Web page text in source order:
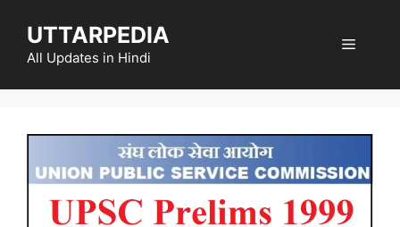
content
UTTARPEDIA
All Updates in Hindi
Menu